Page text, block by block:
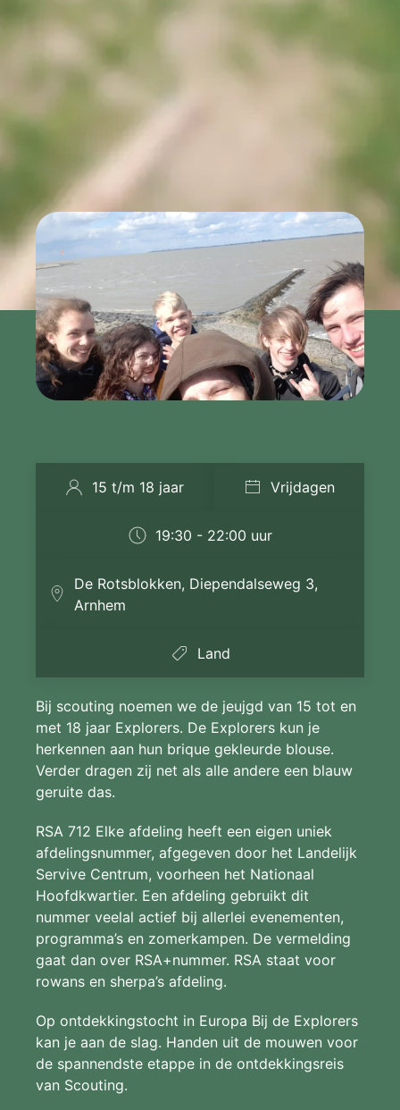
15 t/m 18 jaar Vrijdagen
19:30 - 22:00 uur
De Rotsblokken, Diependalseweg 3,
Arnhem
Land
Bij scouting noemen we de jeujgd van 15 tot en
met 18 jaar Explorers. De Explorers kun je
herkennen aan hun brique gekleurde blouse.
Verder dragen zij net als alle andere een blauw
geruite das.
RSA 712 Elke afdeling heeft een eigen uniek
afdelingsnummer, afgegeven door het Landelijk
Servive Centrum, voorheen het Nationaal
Hoofdkwartier. Een afdeling gebruikt dit
nummer veelal actief bij allerlei evenementen,
programma’s en zomerkampen. De vermelding
gaat dan over RSA+nummer. RSA staat voor
rowans en sherpa’s afdeling.
Op ontdekkingstocht in Europa Bij de Explorers
kan je aan de slag. Handen uit de mouwen voor
de spannendste etappe in de ontdekkingsreis
van Scouting.